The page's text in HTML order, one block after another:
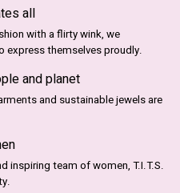
all
with a flirty wink, we
express themselves proudly.
and planet
and sustainable jewels are
inspiring team of women, T.I.T.S.